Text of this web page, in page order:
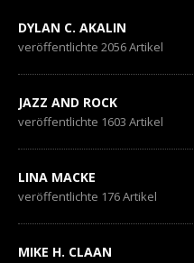
DYLAN C. AKALIN
veröffentlichte 2056 Artikel
JAZZ AND ROCK
veröffentlichte 1603 Artikel
LINA MACKE
veröffentlichte 176 Artikel
MIKE H. CLAAN